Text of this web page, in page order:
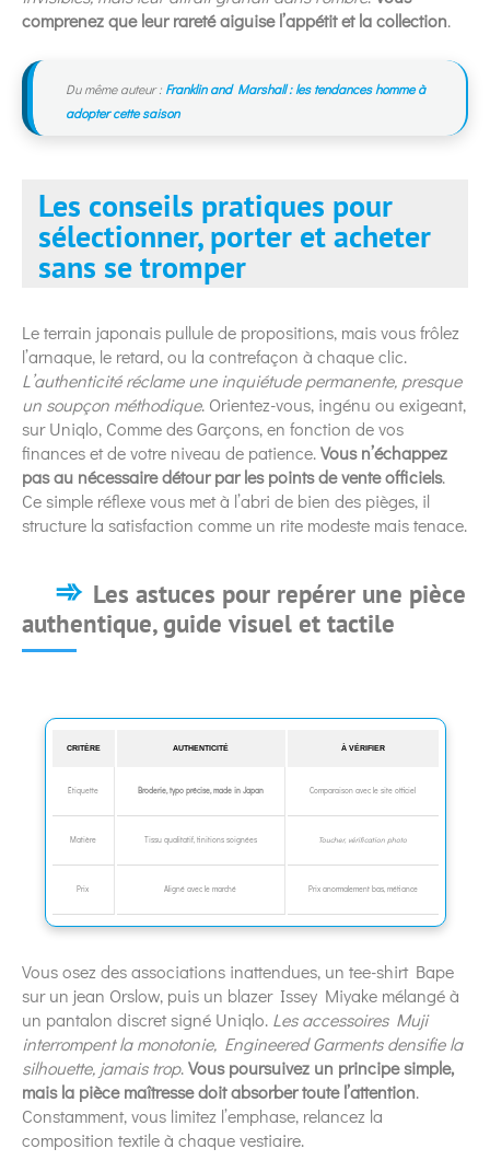
comprenez que leur rareté aiguise l’appétit et la collection.
Du même auteur : Franklin and Marshall : les tendances homme à
adopter cette saison
Les conseils pratiques pour
sélectionner, porter et acheter
sans se tromper
Le terrain japonais pullule de propositions, mais vous frôlez
l’arnaque, le retard, ou la contrefaçon à chaque clic.
L’authenticité réclame une inquiétude permanente, presque
un soupçon méthodique. Orientez-vous, ingénu ou exigeant,
sur Uniqlo, Comme des Garçons, en fonction de vos
finances et de votre niveau de patience.Vous n’échappez
pas au nécessaire détour par les points de vente officiels.
Ce simple réflexe vous met à l’abri de bien des pièges, il
structure la satisfaction comme un rite modeste mais tenace.
Les astuces pour repérer une pièce
authentique, guide visuel et tactile
CRITÈRE AUTHENTICITÉ À VÉRIFIER
Étiquette Broderie, typo précise, made in Japan Comparaison avec le site officiel
Matière Tissu qualitatif, finitions soignées Toucher, vérification photo
Prix Aligné avec le marché Prix anormalement bas, méfiance
Vous osez des associations inattendues, un tee-shirt Bape
sur un jean Orslow, puis un blazer Issey Miyake mélangé à
un pantalon discret signé Uniqlo. Les accessoires Muji
interrompent la monotonie, Engineered Garments densifie la
silhouette, jamais trop.Vous poursuivez un principe simple,
mais la pièce maîtresse doit absorber toute l’attention.
Constamment, vous limitez l’emphase, relancez la
composition textile à chaque vestiaire.